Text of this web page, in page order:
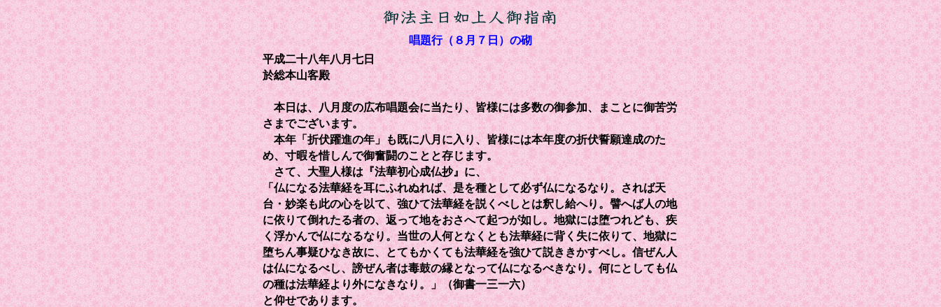
唱題行（８月７日）の砌
平成二十八年八月七日
於総本山客殿
本日は、八月度の広布唱題会に当たり、皆様には多数の御参加、まことに御苦労
さまでございます。
本年「折伏躍進の年」も既に八月に入り、皆様には本年度の折伏誓願達成のた
め、寸暇を惜しんで御奮闘のことと存じます。
さて、大聖人様は『法華初心成仏抄』に、
「仏になる法華経を耳にふれぬれば、是を種として必ず仏になるなり。されば天
台・妙楽も此の心を以て、強ひて法華経を説くべしとは釈し給へり。譬へば人の地
に依りて倒れたる者の、返って地をおさへて起つが如し。地獄には堕つれども、疾
く浮かんで仏になるなり。当世の人何となくとも法華経に背く失に依りて、地獄に
堕ちん事疑ひなき故に、とてもかくても法華経を強ひて説ききかすべし。信ぜん人
は仏になるべし、謗ぜん者は毒鼓の縁となって仏になるべきなり。何にとしても仏
の種は法華経より外になきなり。」（御書一三一六）
と仰せであります。